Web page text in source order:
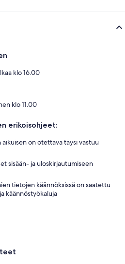
klo 16.00
klo 11.00
erikoisohjeet:
aikuisen on otettava täysi vastuu
sisään- ja uloskirjautumiseen
tietojen käännöksissä on saatettu
käännöstyökaluja